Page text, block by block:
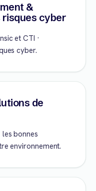
&
risques cyber
et CTI ·
cyber.
de
les bonnes
environnement.